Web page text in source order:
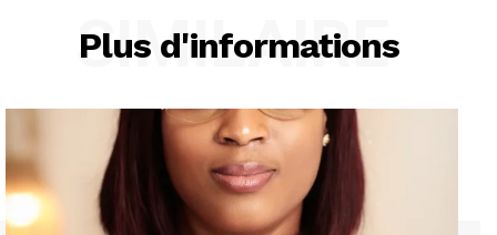
Plus d'informations
SIMILAIRE